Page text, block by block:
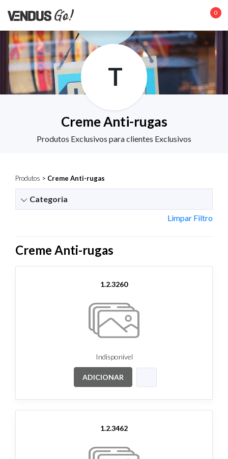
0
T
Creme Anti-rugas
Produtos Exclusivos para clientes Exclusivos
Produtos > Creme Anti-rugas
Categoria
Limpar Filtro
Creme Anti-rugas
1.2.3260
Indisponível
ADICIONAR
1.2.3462